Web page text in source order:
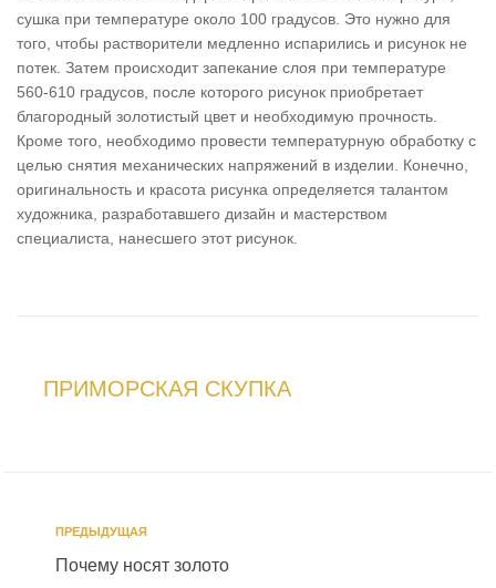
сушка при температуре около 100 градусов. Это нужно для
того, чтобы растворители медленно испарились и рисунок не
потек. Затем происходит запекание слоя при температуре
560-610 градусов, после которого рисунок приобретает
благородный золотистый цвет и необходимую прочность.
Кроме того, необходимо провести температурную обработку с
целью снятия механических напряжений в изделии. Конечно,
оригинальность и красота рисунка определяется талантом
художника, разработавшего дизайн и мастерством
специалиста, нанесшего этот рисунок.
ПРИМОРСКАЯ СКУПКА
ПРЕДЫДУЩАЯ
Почему носят золото